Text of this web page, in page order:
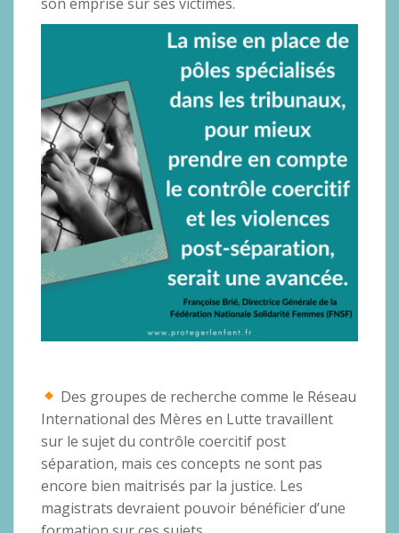
Des groupes de recherche comme le Réseau
International des Mères en Lutte travaillent
sur le sujet du contrôle coercitif post
séparation, mais ces concepts ne sont pas
encore bien maitrisés par la justice. Les
magistrats devraient pouvoir bénéficier d’une